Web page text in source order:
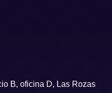
B, oficina D, Las Rozas